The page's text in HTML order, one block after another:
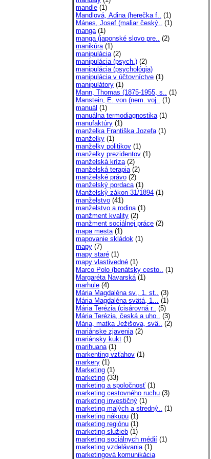
mandle (1)
Mandlová, Adina (herečka f.. (1)
Mánes, Josef (maliar český.. (1)
manga(1)
manga (japonské slovo pre.. (2)
manikúra(1)
manipulácia(2)
manipulácia (psych.) (2)
manipulácia (psychológia)
manipulácia v účtovníctve (1)
manipulátory (1)
Mann, Thomas (1875-1955, s.. (1)
Manstein, E. von (nem. voj.. (1)
manuál (1)
manuálna termodiagnostika(1)
manufaktúry (1)
manželka Františka Jozefa(1)
manželky (1)
manželky politikov (1)
manželky prezidentov (1)
manželská kríza(2)
manželská terapia(2)
manželské právo (2)
manželský pordaca(1)
Manželský zákon 31/1894 (1)
manželstvo (41)
manželstvo a rodina(1)
manžment kvality (2)
manžment sociálnej práce (2)
mapa mesta(1)
mapovanie skládok (1)
mapy (7)
mapy staré (1)
mapy vlastivedné (1)
Marco Polo (benátsky cesto.. (1)
Margaréta Navarská(1)
marhule (4)
Mária Magdaléna sv., 1. st.. (3)
Mária Magdaléna svätá, 1... (1)
Mária Terézia (cisárovná r.. (5)
Mária Terézia, česká a uho.. (3)
Mária, matka Ježišova, svä.. (2)
mariánske zjavenia(2)
mariánsky kukt (1)
marihuana(1)
markenting vzťahov (1)
markery (1)
Marketing (1)
marketing (33)
marketing a spoločnosť (1)
marketing cestovného ruchu (3)
marketing investičný (1)
marketing malých a stredný.. (1)
marketing nákupu (1)
marketing regiónu (1)
marketing služieb (1)
marketing sociálnych médií (1)
marketing vzdelávania(1)
marketingová komunikácia